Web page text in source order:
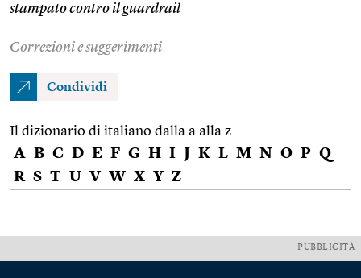
stampato contro il guardrail
Correzioni e suggerimenti
Condividi
Il dizionario di italiano dalla a alla z
A B C D E F G H I J K L M N O P Q
R S T U V W X Y Z
PUBBLICITÀ